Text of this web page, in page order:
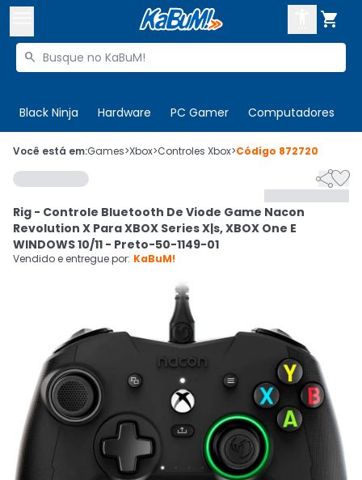

Buscar produtos

Black Ninja Hardware PC Gamer Computadores
 Olá. Acesse sua conta
 Departamentos
 Cupons
Mais Vendidos
CADASTRE-SE
Você está em:Games>Xbox>Controles Xbox>Código 872720

Rig - Controle Bluetooth De Viode Game Nacon
Revolution X Para XBOX Series X|s, XBOX One E
WINDOWS 10/11 - Preto-50-1149-01
Vendido e entregue por: KaBuM!